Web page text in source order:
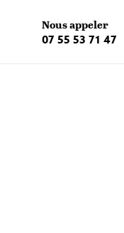
Nous appeler
07 55 53 71 47